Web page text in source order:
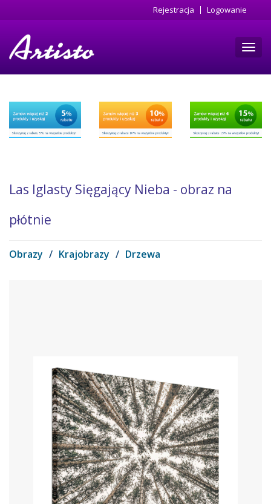
do
Rejestracja Logowanie
Las Iglasty Sięgający Nieba - obraz na
płótnie
Obrazy / Krajobrazy / Drzewa